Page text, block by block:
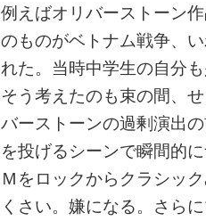
例えばオリバーストーン
のものがベトナム戦争、
れた。当時中学生の自分
そう考えたのも束の間、
バーストーンの過剰演出
を投げるシーンで瞬間的
Ｍをロックからクラシッ
くさい。嫌になる。さら